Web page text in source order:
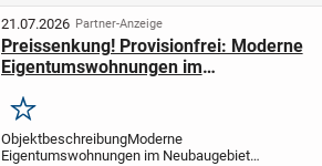
21.07.2026 Partner-Anzeige
Preissenkung! Provisionfrei: Moderne
Eigentumswohnungen im
Welschbillig – nachhaltig wohnen,
zukunftssicher invest
Merken
ObjektbeschreibungModerne
Eigentumswohnungen im Neubaugebiet